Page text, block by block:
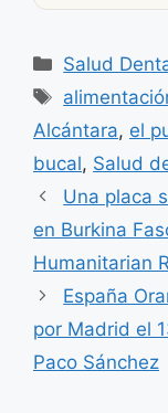
Categorías
Salud
Etiquetas
Alcántara, el
bucal, Salud
Una placa
en Burkina
Humanitarian
España
por Madrid el
Paco Sánchez